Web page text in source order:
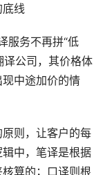
线
务不再拼“低
译公司，其价格体
中途加价的情
则，让客户的每
中，笔译是根据
算的；口译则根